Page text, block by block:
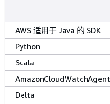
AWS 适用于 Java 的 SDK
Python
Scala
AmazonCloudWatchAgent
Delta